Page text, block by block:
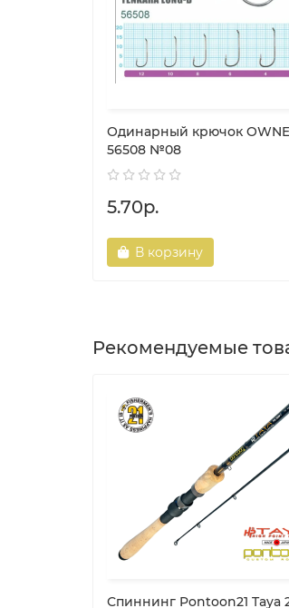
Одинарный крючок
56508 №08
5.70р.
В корзину
Рекомендуемые
Спиннинг Pontoon21 Taya